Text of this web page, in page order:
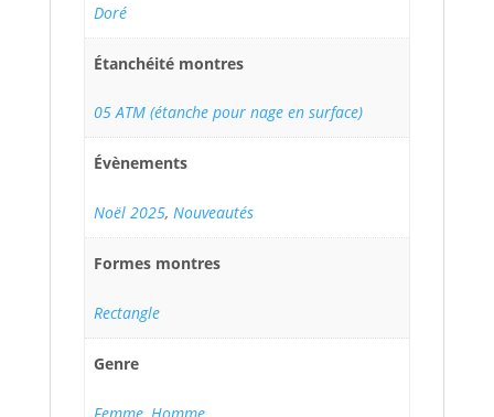
Doré
Étanchéité montres
05 ATM (étanche pour nage en surface)
Évènements
Noël 2025, Nouveautés
Formes montres
Rectangle
Genre